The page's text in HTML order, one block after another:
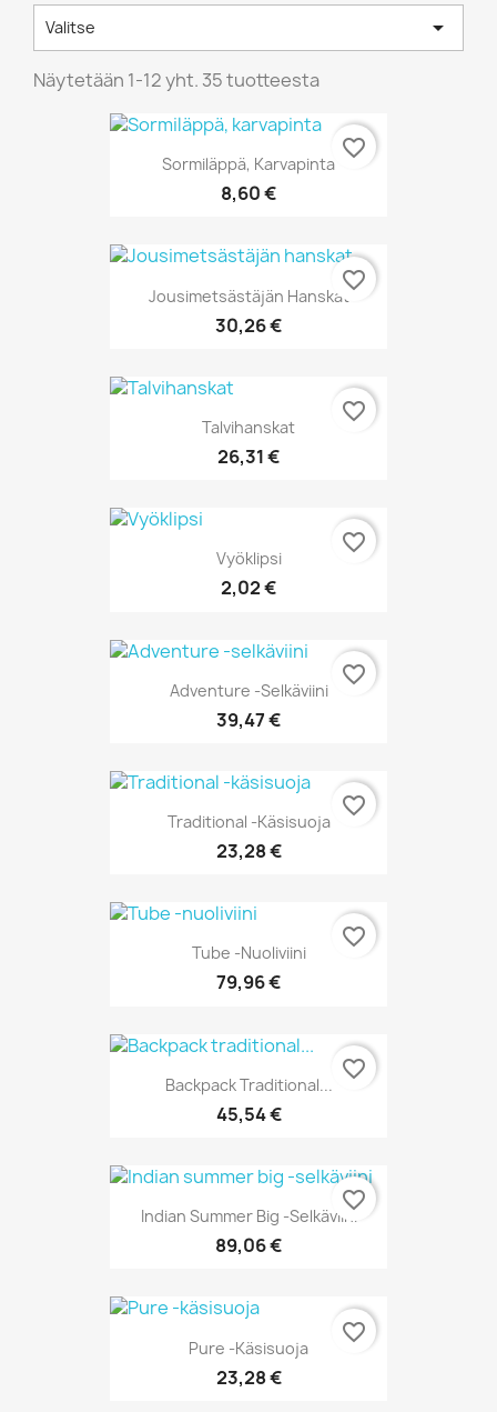
Valitse 
Näytetään 1-12 yht. 35 tuotteesta
Sormiläppä, Karvapinta
8,60 €
favorite_border
Jousimetsästäjän Hanskat
30,26 €
favorite_border
Talvihanskat
26,31 €
favorite_border
Vyöklipsi
2,02 €
favorite_border
Adventure -selkäviini
39,47 €
favorite_border
Traditional -käsisuoja
23,28 €
favorite_border
Tube -nuoliviini
79,96 €
favorite_border
Backpack Traditional...
45,54 €
favorite_border
Indian Summer Big -selkäviini
89,06 €
favorite_border
Pure -käsisuoja
23,28 €
favorite_border